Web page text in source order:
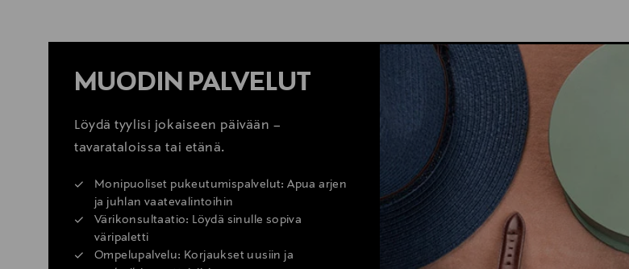
MUODIN PALVELUT
Löydä tyylisi jokaiseen päivään –
tavarataloissa tai etänä.
Monipuoliset pukeutumispalvelut: Apua arjen
ja juhlan vaatevalintoihin
Värikonsultaatio: Löydä sinulle sopiva
väripaletti
Ompelupalvelu: Korjaukset uusiin ja